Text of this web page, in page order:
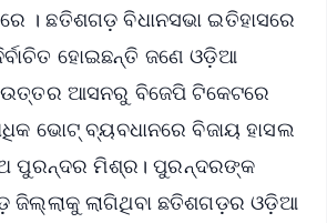
। ଛତିଶଗଡ଼ ବିଧାନସଭା ଇତିହାସରେ
ହୋଇଛନ୍ତି ଜଣେ ଓଡ଼ିଆ
ଉତ୍ତର ଆସନରୁ ବିଜେପି ଟିକେଟରେ
ଭୋଟ୍ ବ୍ୟବଧାନରେ ବିଜାୟ ହାସଲ
ପୁରନ୍ଦର ମିଶ୍ର। ପୁରନ୍ଦରଙ୍କ
ଜିଲ୍ଲାକୁ ଲାଗିଥିବା ଛତିଶଗଡ଼ର ଓଡ଼ିଆ